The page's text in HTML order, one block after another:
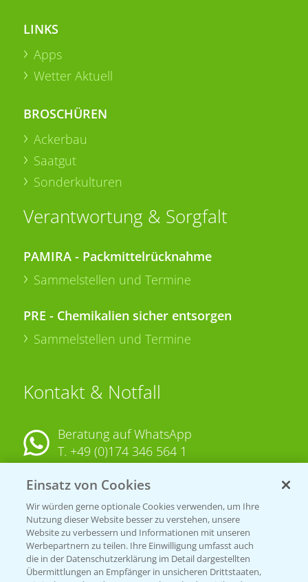
LINKS
Apps
Wetter Aktuell
BROSCHÜREN
Ackerbau
Saatgut
Sonderkulturen
Verantwortung & Sorgfalt
PAMIRA - Packmittelrücknahme
Sammelstellen und Termine
PRE - Chemikalien sicher entsorgen
Sammelstellen und Termine
Kontakt & Notfall
Beratung auf WhatsApp
T. +49 (0)174 346 564 1
KONTAKT
Hilfe in Notfällen
T.+49 (0)214/30-20220
Einsatz von Cookies
Wir würden gerne optionale Cookies verwenden, um Ihre
Nutzung dieser Website besser zu verstehen, unsere
Website zu verbessern und Informationen mit unseren
Werbepartnern zu teilen. Ihre Einwilligung umfasst auch
die in der Datenschutzerklärung im Detail dargestellten
Übermittlungen an Empfänger in unsicheren Drittstaaten,